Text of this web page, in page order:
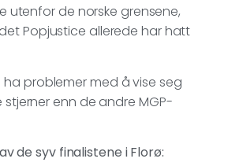
utenfor de norske grensene,
Popjustice allerede har hatt
problemer med å vise seg
enn de andre MGP-
de syv finalistene i Florø: